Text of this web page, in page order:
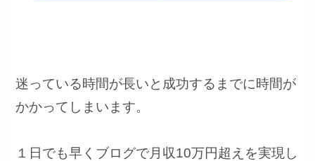
迷っている時間が長いと成功するまでに時間が
かかってしまいます。
１日でも早くブログで月収10万円超えを実現し